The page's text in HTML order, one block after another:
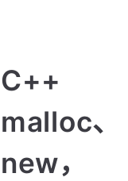
C++
malloc、
new，